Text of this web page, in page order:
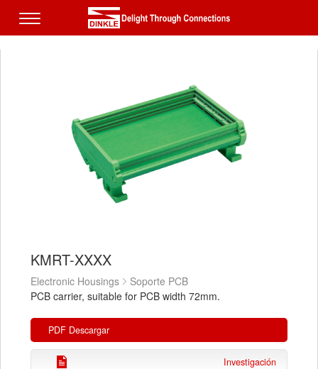
KMRT-XXXX
Electronic Housings
Soporte PCB
PCB carrier, suitable for PCB width 72mm.
PDF Descargar
Investigación